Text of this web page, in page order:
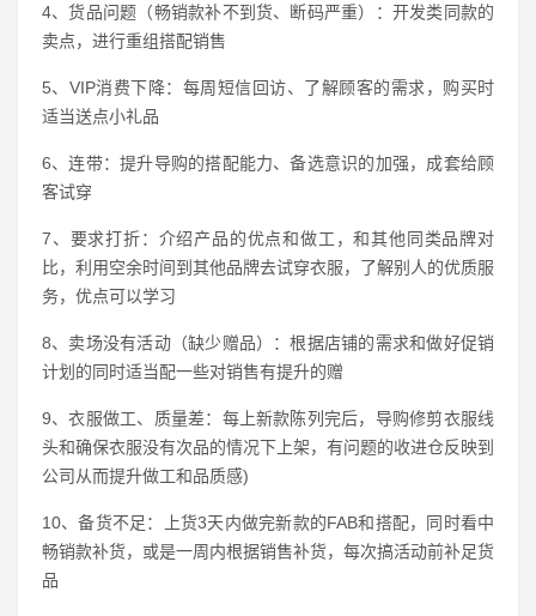
4、货品问题（畅销款补不到货、断码严重）：开发类同款的
卖点，进行重组搭配销售
5、VIP消费下降：每周短信回访、了解顾客的需求，购买时
适当送点小礼品
6、连带：提升导购的搭配能力、备选意识的加强，成套给顾
客试穿
7、要求打折：介绍产品的优点和做工，和其他同类品牌对
比，利用空余时间到其他品牌去试穿衣服，了解别人的优质服
务，优点可以学习
8、卖场没有活动（缺少赠品）：根据店铺的需求和做好促销
计划的同时适当配一些对销售有提升的赠
9、衣服做工、质量差：每上新款陈列完后，导购修剪衣服线
头和确保衣服没有次品的情况下上架，有问题的收进仓反映到
公司从而提升做工和品质感)
10、备货不足：上货3天内做完新款的FAB和搭配，同时看中
畅销款补货，或是一周内根据销售补货，每次搞活动前补足货
品